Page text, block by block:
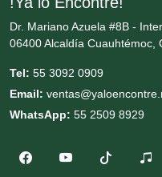
Cortinas,
Cristalerías
Cromadoras
Dr. Mariano Azuela #8B -
06400 Alcaldía Cuauhtémoc,
Tel: 55 3092 0909
Email:
WhatsApp: 55 2509 8929